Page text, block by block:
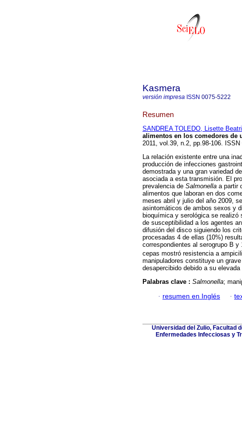
Kasmera
versión impresa ISSN 0075-5222
Resumen
SANDREA TOLEDO, Lisette
alimentos en los comedores de
2011, vol.39, n.2, pp.98-106. ISSN
La relación existente entre una
producción de infecciones
demostrada y una gran variedad
asociada a esta transmisión. El
prevalencia de Salmonella a partir
alimentos que laboran en dos
meses abril y julio del año 2009,
asintomáticos de ambos sexos y
bioquímica y serológica se realizó
de susceptibilidad a los agentes
difusión del disco siguiendo los
procesadas 4 de ellas (10%)
correspondientes al serogrupo B
cepas mostró resistencia a
manipuladores constituye un
desapercibido debido a su
Palabras clave : Salmonella;
· resumen en Inglés ·
Universidad del Zulio, Facultad
Enfermedades Infecciosas y